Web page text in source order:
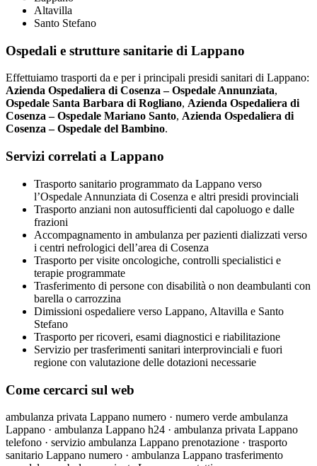
Altavilla
Santo Stefano
Ospedali e strutture sanitarie di Lappano
Effettuiamo trasporti da e per i principali presidi sanitari di Lappano:
Azienda Ospedaliera di Cosenza – Ospedale Annunziata,
Ospedale Santa Barbara di Rogliano, Azienda Ospedaliera di
Cosenza – Ospedale Mariano Santo, Azienda Ospedaliera di
Cosenza – Ospedale del Bambino.
Servizi correlati a Lappano
Trasporto sanitario programmato da Lappano verso
l’Ospedale Annunziata di Cosenza e altri presidi provinciali
Trasporto anziani non autosufficienti dal capoluogo e dalle
frazioni
Accompagnamento in ambulanza per pazienti dializzati verso
i centri nefrologici dell’area di Cosenza
Trasporto per visite oncologiche, controlli specialistici e
terapie programmate
Trasferimento di persone con disabilità o non deambulanti con
barella o carrozzina
Dimissioni ospedaliere verso Lappano, Altavilla e Santo
Stefano
Trasporto per ricoveri, esami diagnostici e riabilitazione
Servizio per trasferimenti sanitari interprovinciali e fuori
regione con valutazione delle dotazioni necessarie
Come cercarci sul web
ambulanza privata Lappano numero · numero verde ambulanza
Lappano · ambulanza Lappano h24 · ambulanza privata Lappano
telefono · servizio ambulanza Lappano prenotazione · trasporto
sanitario Lappano numero · ambulanza Lappano trasferimento